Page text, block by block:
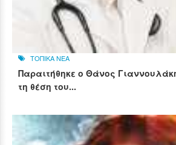
ΤΟΠΙΚΑ ΝΕΑ
Παραιτήθηκε ο Θάνος
τη θέση του...